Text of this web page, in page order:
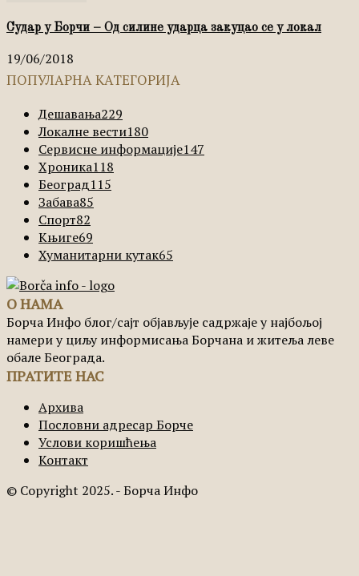
Судар у Борчи – Од силине ударца закуцао се у локал
19/06/2018
ПОПУЛАРНА КАТЕГОРИЈА
Дешавања229
Локалне вести180
Сервисне информације147
Хроника118
Београд115
Забава85
Спорт82
Књиге69
Хуманитарни кутак65
О НАМА
Борча Инфо блог/сајт објављује садржаје у најбољој
намери у циљу информисања Борчана и житеља леве
обале Београда.
ПРАТИТЕ НАС
Архива
Пословни адресар Борче
Услови коришћења
Контакт
© Copyright 2025. - Борча Инфо